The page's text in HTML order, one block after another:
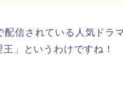
配信されている人気ドラ
王」というわけですね！